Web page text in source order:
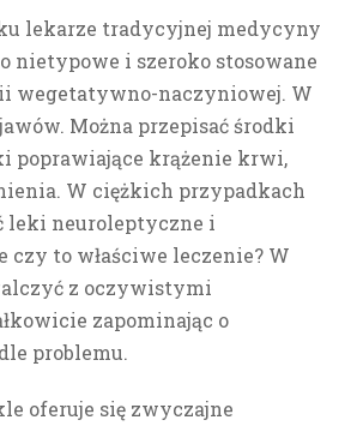
lekarze tradycyjnej medycyny
nietypowe i szeroko stosowane
wegetatywno-naczyniowej. W
Można przepisać środki
poprawiające krążenie krwi,
W ciężkich przypadkach
leki neuroleptyczne i
czy to właściwe leczenie? W
z oczywistymi
zapominając o
problemu.
oferuje się zwyczajne